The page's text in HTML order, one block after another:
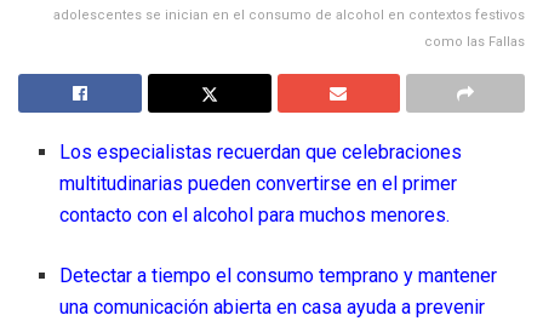
adolescentes se inician en el consumo de alcohol en contextos festivos
como las Fallas
Los especialistas recuerdan que celebraciones
multitudinarias pueden convertirse en el primer
contacto con el alcohol para muchos menores.
Detectar a tiempo el consumo temprano y mantener
una comunicación abierta en casa ayuda a prevenir